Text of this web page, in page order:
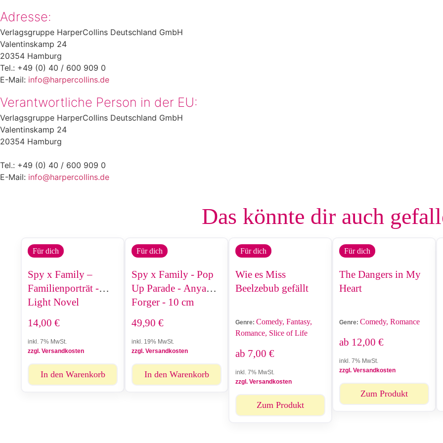
Adresse:
Verlagsgruppe HarperCollins Deutschland GmbH
Valentinskamp 24
20354 Hamburg
Tel.: +49 (0) 40 / 600 909 0
E-Mail: info@harpercollins.de
Verantwortliche Person in der EU:
Verlagsgruppe HarperCollins Deutschland GmbH
Valentinskamp 24
20354 Hamburg
Tel.: +49 (0) 40 / 600 909 0
E-Mail: info@harpercollins.de
Das könnte dir auch
Für dich
Spy x Family –
Familienporträt -
Light Novel
14,00 €
inkl. 7% MwSt.
zzgl. Versandkosten
In den Warenkorb
Für dich
Spy x Family - Pop
Up Parade - Anya
Forger - 10 cm
49,90 €
inkl. 19% MwSt.
zzgl. Versandkosten
In den Warenkorb
Für dich
Wie es Miss
Beelzebub gefällt
Genre: Comedy, Fantasy,
Romance, Slice of Life
ab 7,00 €
inkl. 7% MwSt.
zzgl. Versandkosten
Zum Produkt
Für dich
The Dangers in My
Heart
Genre: Comedy, Romance
ab 12,00 €
inkl. 7% MwSt.
zzgl. Versandkosten
Zum Produkt